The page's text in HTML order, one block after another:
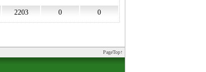
2203 0 0
PageTop↑